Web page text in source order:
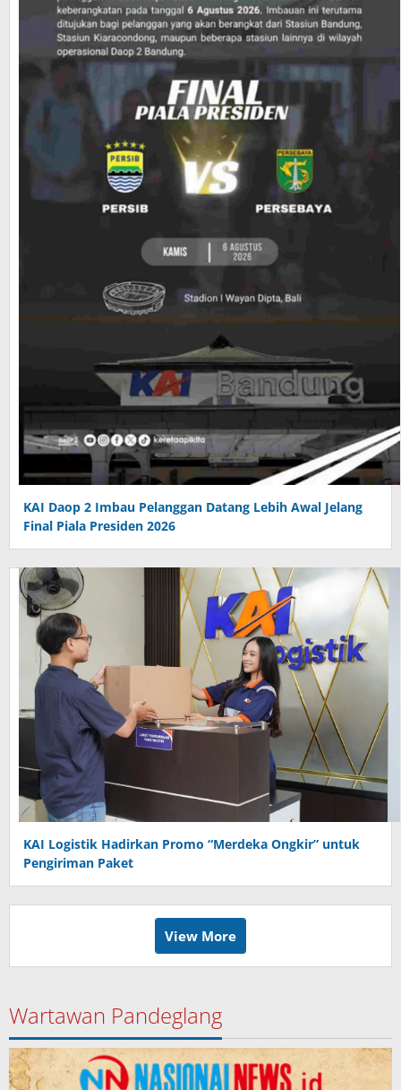
KAI Daop 2 Imbau Pelanggan Datang Lebih Awal Jelang
Final Piala Presiden 2026
KAI Logistik Hadirkan Promo “Merdeka Ongkir” untuk
Pengiriman Paket
View More
Wartawan Pandeglang